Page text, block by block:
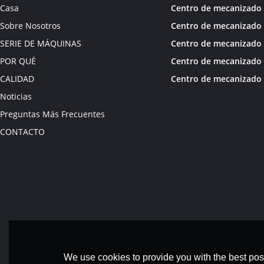
Casa
Sobre Nosotros
SERIE DE MÁQUINAS
POR QUÉ
CALIDAD
Noticias
Preguntas Más Frecuentes
CONTACTO
We use cookies to provide you with the best